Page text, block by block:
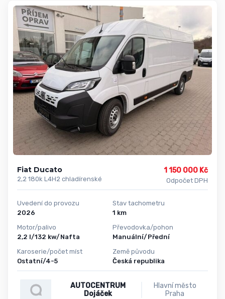
Fiat Ducato
2,2 180k L4H2 chladírenské
1 150 000 Kč
Odpočet DPH
Uvedení do provozu
2026
Motor/palivo
2,2 l/132 kw/Nafta
Karoserie/počet míst
Ostatní/4-5
Stav tachometru
1 km
Převodovka/pohon
Manuální/Přední
Země původu
Česká republika
AUTOCENTRUM
Dojáček
Hlavní město
Praha